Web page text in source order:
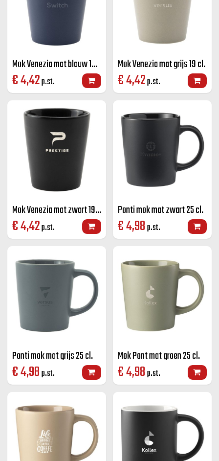
Mok Venezia mat blauw 19 cl.
€4,42p.st.
Mok Venezia mat grijs 19 cl.
€4,42p.st.
Mok Venezia mat zwart 19 cl.
€4,42p.st.
Ponti mok mat zwart 25 cl.
€4,98p.st.
Ponti mok mat grijs 25 cl.
€4,98p.st.
Mok Pont mat groen 25 cl.
€4,98p.st.